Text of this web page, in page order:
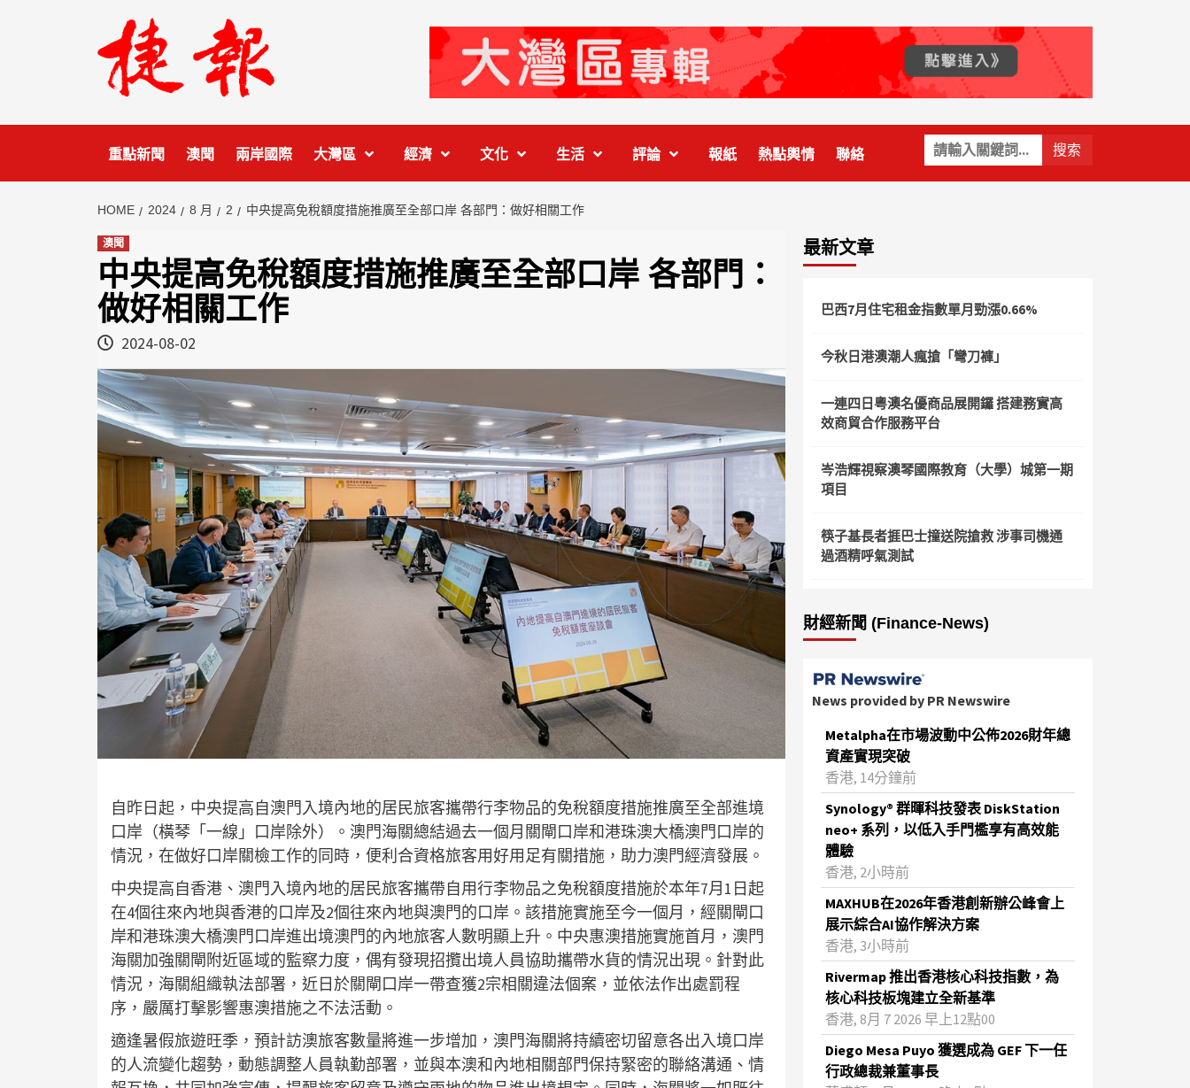
關
鍵
字:
重點新聞 澳聞 兩岸國際 大灣區 經濟 文化 生活 評論 報紙 熱點輿情 聯絡
HOME 2024 8 月 2 中央提高免稅額度措施推廣至全部口岸 各部門：做好相關工作
澳聞
中央提高免稅額度措施推廣至全部口岸 各部門：
做好相關工作
2024-08-02
自昨日起，中央提高自澳門入境內地的居民旅客攜帶行李物品的免稅額度措施推廣至全部進境
口岸（橫琴「一線」口岸除外）。澳門海關總結過去一個月關閘口岸和港珠澳大橋澳門口岸的
情況，在做好口岸關檢工作的同時，便利合資格旅客用好用足有關措施，助力澳門經濟發展。
中央提高自香港、澳門入境內地的居民旅客攜帶自用行李物品之免稅額度措施於本年7月1日起
在4個往來內地與香港的口岸及2個往來內地與澳門的口岸。該措施實施至今一個月，經關閘口
岸和港珠澳大橋澳門口岸進出境澳門的內地旅客人數明顯上升。中央惠澳措施實施首月，澳門
海關加強關閘附近區域的監察力度，偶有發現招攬出境人員協助攜帶水貨的情況出現。針對此
情況，海關組織執法部署，近日於關閘口岸一帶查獲2宗相關違法個案，並依法作出處罰程
序，嚴厲打擊影響惠澳措施之不法活動。
適逢暑假旅遊旺季，預計訪澳旅客數量將進一步增加，澳門海關將持續密切留意各出入境口岸
的人流變化趨勢，動態調整人員執勤部署，並與本澳和內地相關部門保持緊密的聯絡溝通、情
最新文章
巴西7月住宅租金指數單月勁漲0.66%
今秋日港澳潮人瘋搶「彎刀褲」
一連四日粵澳名優商品展開鑼 搭建務實高
效商貿合作服務平台
岑浩輝視察澳琴國際教育（大學）城第一期
項目
筷子基長者捱巴士撞送院搶救 涉事司機通
過酒精呼氣測試
財經新聞 (Finance-News)
News provided by PR Newswire
Metalpha在市場波動中公佈2026財年總
資產實現突破
‌香港, 14分鐘前
Synology® 群暉科技發表 DiskStation
neo+ 系列，以低入手門檻享有高效能
體驗
香港, 2小時前
MAXHUB在2026年香港創新辦公峰會上
展示綜合AI協作解決方案
香港, 3小時前
Rivermap 推出香港核心科技指數，為
核心科技板塊建立全新基準
香港, 8月 7 2026 早上12點00
Diego Mesa Puyo 獲選成為 GEF 下一任
行政總裁兼董事長